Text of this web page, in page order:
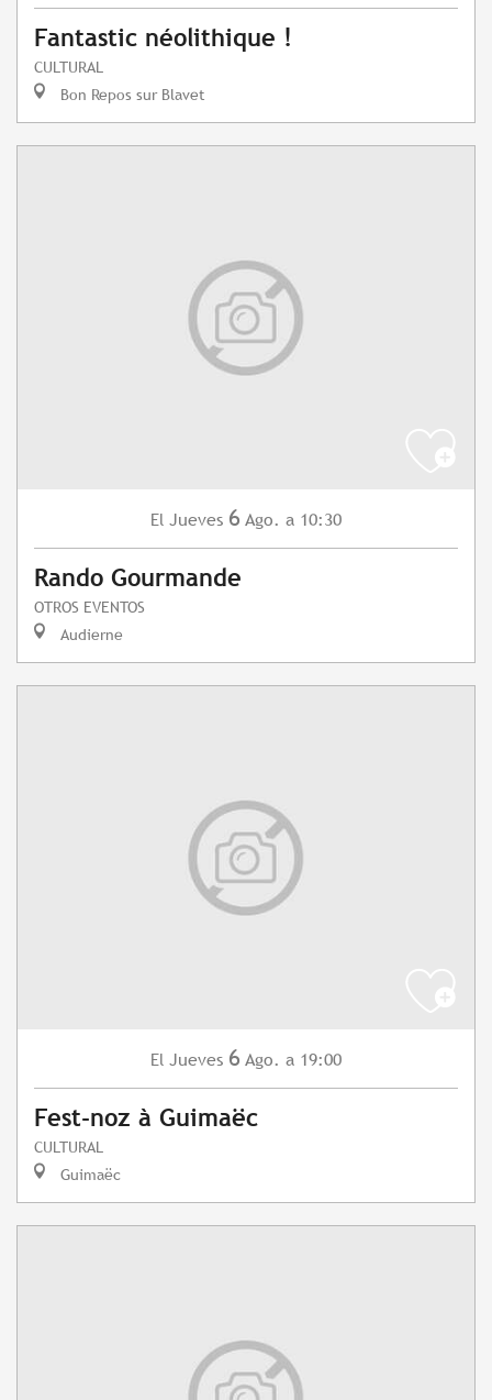
Fantastic néolithique !
CULTURAL
Bon Repos sur Blavet
El Jueves 6 Ago. a 10:30
Rando Gourmande
OTROS EVENTOS
Audierne
El Jueves 6 Ago. a 19:00
Fest-noz à Guimaëc
CULTURAL
Guimaëc